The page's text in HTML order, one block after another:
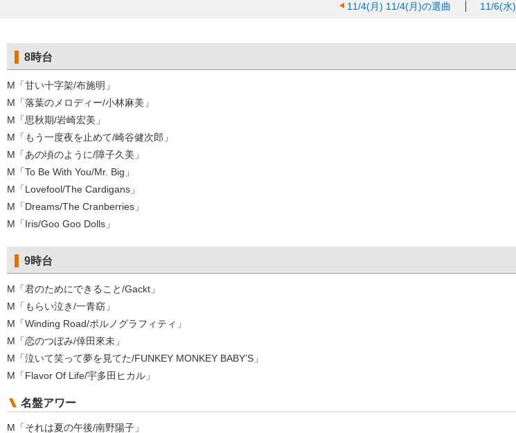
11/4(月) 11/4(月)の選曲 11/6(水)
8時台
M「甘い十字架/布施明」
M「落葉のメロディー/小林麻美」
M「思秋期/岩崎宏美」
M「もう一度夜を止めて/崎谷健次郎」
M「あの頃のように/障子久美」
M「To Be With You/Mr. Big」
M「Lovefool/The Cardigans」
M「Dreams/The Cranberries」
M「Iris/Goo Goo Dolls」
9時台
M「君のためにできること/Gackt」
M「もらい泣き/一青窈」
M「Winding Road/ポルノグラフィティ」
M「恋のつぼみ/倖田來未」
M「泣いて笑って夢を見てた/FUNKEY MONKEY BABY’S」
M「Flavor Of Life/宇多田ヒカル」
名盤アワー
M「それは夏の午後/南野陽子」